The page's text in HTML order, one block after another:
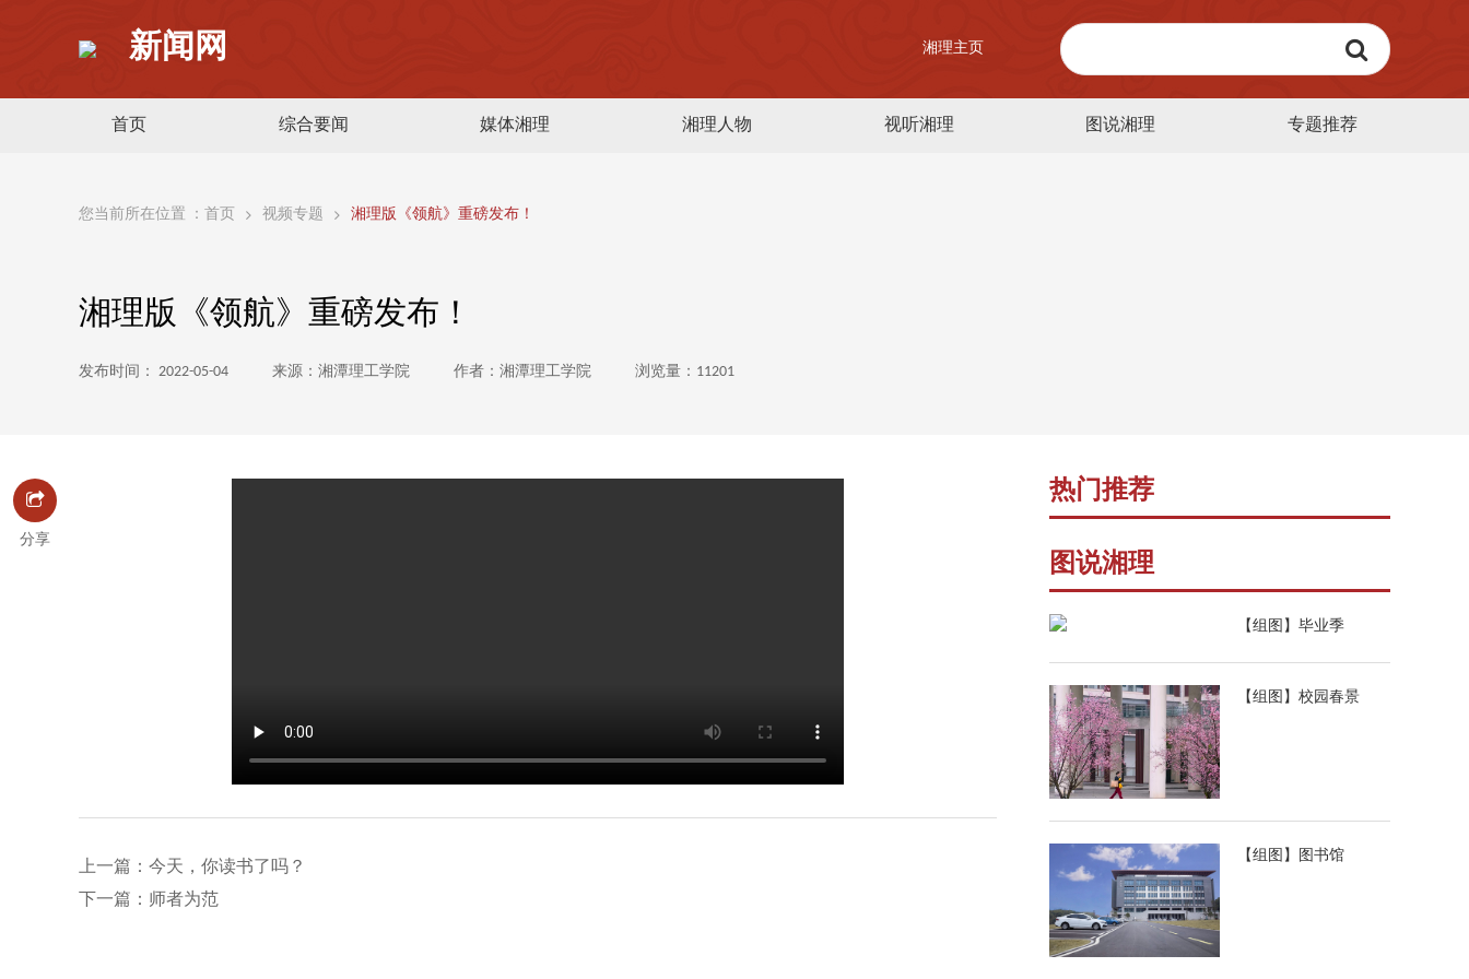
新闻网 湘理主页
首页 综合要闻 媒体湘理 湘理人物 视听湘理 图说湘理 专题推荐
您当前所在位置 ： 首页 视频专题 湘理版《领航》重磅发布！
湘理版《领航》重磅发布！
发布时间： 2022-05-04 来源：湘潭理工学院 作者：湘潭理工学院 浏览量：11201
分享
上一篇：今天，你读书了吗？
下一篇：师者为范
热门推荐
图说湘理
【组图】毕业季
【组图】校园春景
【组图】图书馆